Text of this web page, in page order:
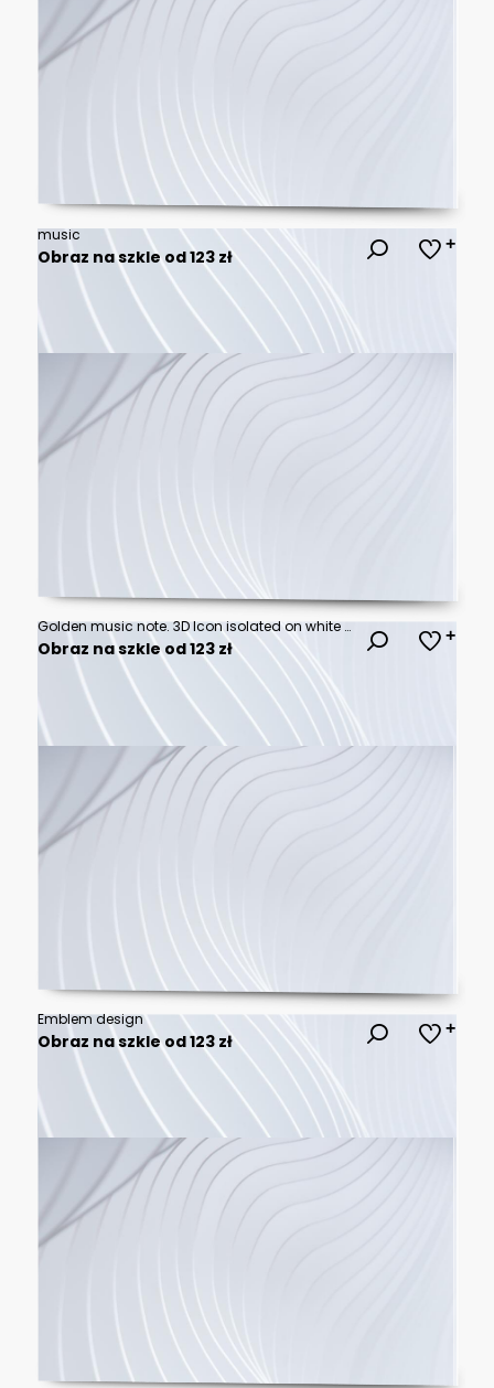
music
Obraz na szkle od 123 zł
Golden music note. 3D Icon isolated on white background
Obraz na szkle od 123 zł
Emblem design
Obraz na szkle od 123 zł